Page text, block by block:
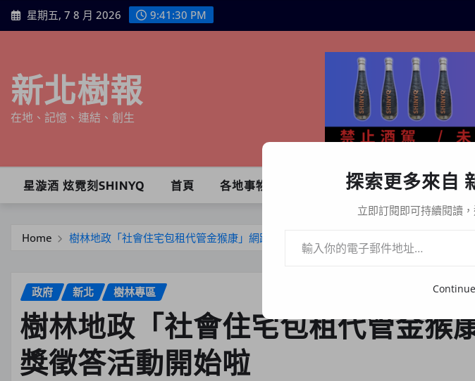
Skip
to
星期五, 7 8 月 2026 9:41:31 PM
新北樹報
在地、記憶、連結、創生
星漩酒 炫霓刻SHINYQ 首頁 各地事物 生活百態 關於樹報
Home 樹林地政「社會住宅包租代管金猴康」網路有獎徵答活動開始啦
政府 新北 樹林專區
樹林地政「社會住宅包租代管金猴
獎徵答活動開始啦
探索更多來自
立即訂閱即可持續閱讀